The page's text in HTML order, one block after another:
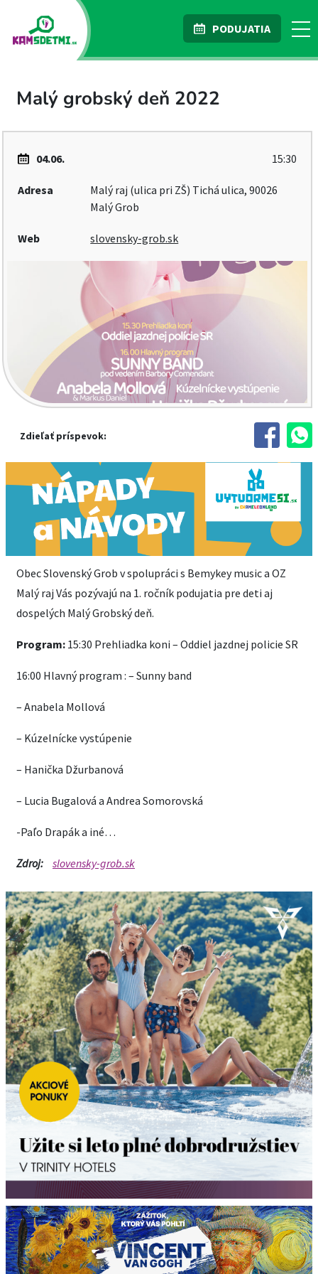
PODUJATIA
Malý grobský deň 2022
04.06. 15:30
Adresa
Malý raj (ulica pri ZŠ) Tichá ulica, 90026
Malý Grob
Web slovensky-grob.sk
Zdieľať príspevok:
Obec Slovenský Grob v spolupráci s Bemykey music a OZ
Malý raj Vás pozývajú na 1. ročník podujatia pre deti aj
dospelých Malý Grobský deň.
Program: 15:30 Prehliadka koni – Oddiel jazdnej policie SR
16:00 Hlavný program : – Sunny band
– Anabela Mollová
– Kúzelnícke vystúpenie
– Hanička Džurbanová
– Lucia Bugalová a Andrea Somorovská
-Paľo Drapák a iné…
Zdroj: slovensky-grob.sk